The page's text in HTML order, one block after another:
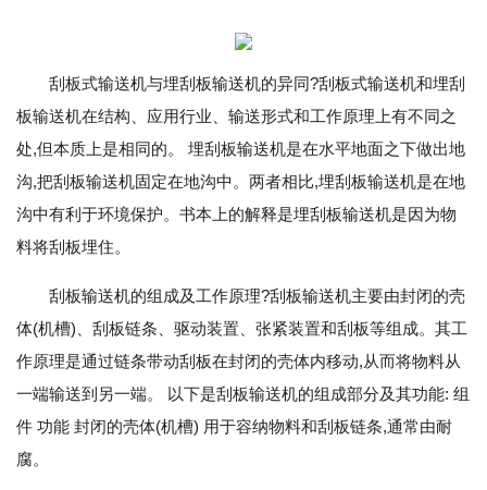
刮板式输送机与埋刮板输送机的异同?刮板式输送机和埋刮
板输送机在结构、应用行业、输送形式和工作原理上有不同之
处,但本质上是相同的。 埋刮板输送机是在水平地面之下做出地
沟,把刮板输送机固定在地沟中。两者相比,埋刮板输送机是在地
沟中有利于环境保护。书本上的解释是埋刮板输送机是因为物
料将刮板埋住。
刮板输送机的组成及工作原理?刮板输送机主要由封闭的壳
体(机槽)、刮板链条、驱动装置、张紧装置和刮板等组成。其工
作原理是通过链条带动刮板在封闭的壳体内移动,从而将物料从
一端输送到另一端。 以下是刮板输送机的组成部分及其功能: 组
件 功能 封闭的壳体(机槽) 用于容纳物料和刮板链条,通常由耐
腐。